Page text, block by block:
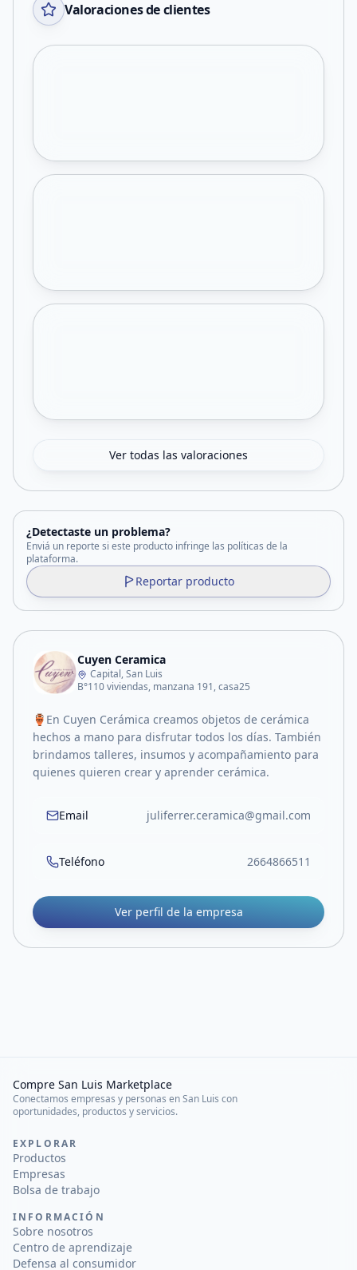
Valoraciones de clientes
Ver todas las valoraciones
¿Detectaste un problema?
Enviá un reporte si este producto infringe las políticas de la
plataforma.
Reportar producto
Cuyen Ceramica
Capital, San Luis
B°110 viviendas, manzana 191, casa25
🏺En Cuyen Cerámica creamos objetos de cerámica
hechos a mano para disfrutar todos los días. También
brindamos talleres, insumos y acompañamiento para
quienes quieren crear y aprender cerámica.
Email juliferrer.ceramica@gmail.com
Teléfono 2664866511
Ver perfil de la empresa
Compre San Luis Marketplace
Conectamos empresas y personas en San Luis con
oportunidades, productos y servicios.
EXPLORAR
Productos
Empresas
Bolsa de trabajo
INFORMACIÓN
Sobre nosotros
Centro de aprendizaje
Defensa al consumidor